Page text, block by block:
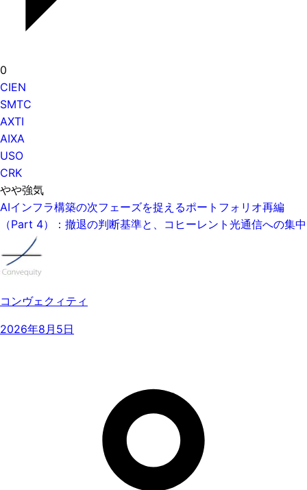
0
CIEN
SMTC
AXTI
AIXA
USO
CRK
やや強気
AIインフラ構築の次フェーズを捉えるポートフォリオ再編
（Part 4）：撤退の判断基準と、コヒーレント光通信への集中
コンヴェクィティ
2026年8月5日